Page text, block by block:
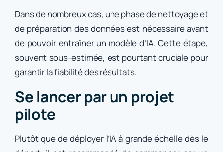
Dans de nombreux cas, une phase de nettoyage et
de préparation des données est nécessaire avant
de pouvoir entraîner un modèle d’IA. Cette étape,
souvent sous-estimée, est pourtant cruciale pour
garantir la fiabilité des résultats.
Se lancer par un projet
pilote
Plutôt que de déployer l’IA à grande échelle dès le